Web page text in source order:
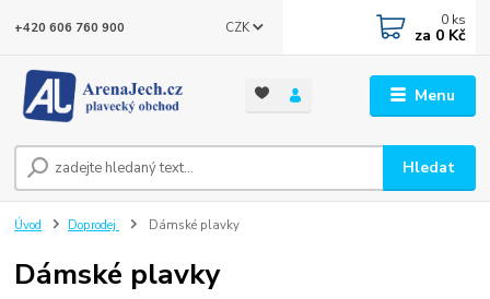
Menu
CZK
Hledat
+420 606 760 900 0 ks
za 0 Kč
Úvod Doprodej Dámské plavky
Dámské plavky